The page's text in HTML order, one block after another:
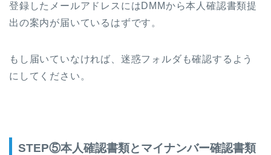
登録したメールアドレスにはDMMから本人確認書類提
出の案内が届いているはずです。
もし届いていなければ、迷惑フォルダも確認するよう
にしてください。
STEP⑤本人確認書類とマイナンバー確認書類